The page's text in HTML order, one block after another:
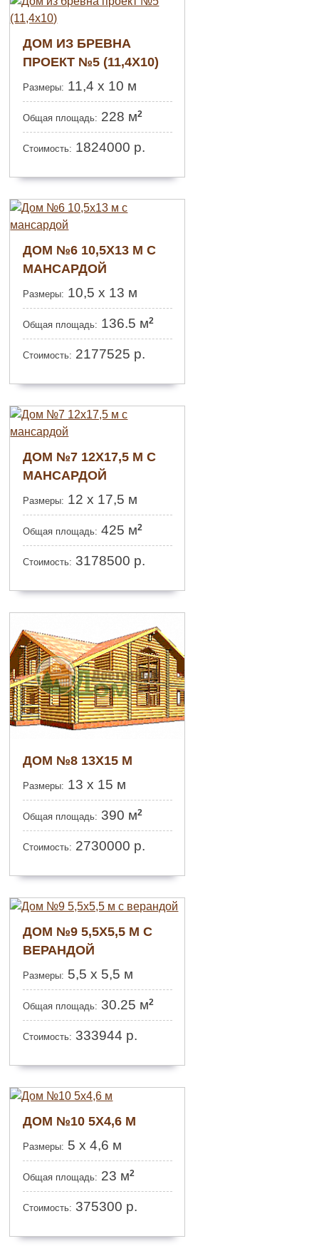
ДОМ ИЗ БРЕВНА
ПРОЕКТ №5 (11,4Х10)
Размеры: 11,4 х 10 м
Общая площадь: 228 м2
Стоимость: 1824000 р.
ДОМ №6 10,5Х13 М С
МАНСАРДОЙ
Размеры: 10,5 х 13 м
Общая площадь: 136.5 м2
Стоимость: 2177525 р.
ДОМ №7 12Х17,5 М С
МАНСАРДОЙ
Размеры: 12 х 17,5 м
Общая площадь: 425 м2
Стоимость: 3178500 р.
ДОМ №8 13Х15 М
Размеры: 13 х 15 м
Общая площадь: 390 м2
Стоимость: 2730000 р.
ДОМ №9 5,5Х5,5 М С
ВЕРАНДОЙ
Размеры: 5,5 х 5,5 м
Общая площадь: 30.25 м2
Стоимость: 333944 р.
ДОМ №10 5Х4,6 М
Размеры: 5 х 4,6 м
Общая площадь: 23 м2
Стоимость: 375300 р.